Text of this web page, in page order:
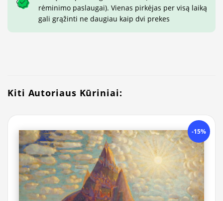
rėminimo paslaugai). Vienas pirkėjas per visą laiką
gali grąžinti ne daugiau kaip dvi prekes
Kiti Autoriaus Kūriniai:
-15%